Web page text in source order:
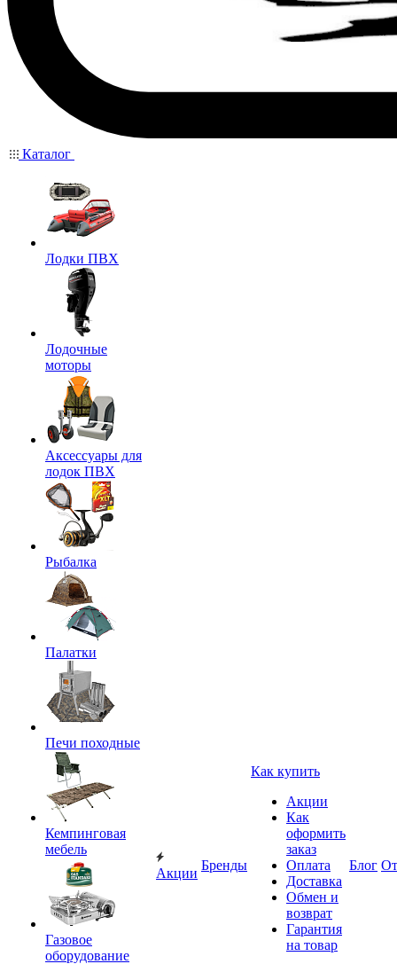
Каталог
Лодки ПВХ
Лодочные
моторы
Аксессуары для
лодок ПВХ
Рыбалка
Палатки
Печи походные
Кемпинговая
мебель
Газовое
оборудование
Акции
Бренды
Как купить
Акции
Как
оформить
заказ
Оплата
Доставка
Обмен и
возврат
Гарантия
на товар
Блог